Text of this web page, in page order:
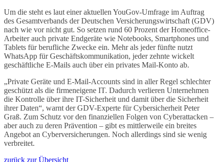
Um die steht es laut einer aktuellen YouGov-Umfrage im Auftrag
des Gesamtverbands der Deutschen Versicherungswirtschaft (GDV)
nach wie vor nicht gut. So setzen rund 60 Prozent der Homeoffice-
Arbeiter auch private Endgeräte wie Notebooks, Smartphones und
Tablets für berufliche Zwecke ein. Mehr als jeder fünfte nutzt
WhatsApp für Geschäftskommunikation, jeder zehnte wickelt
geschäftliche E-Mails auch über ein privates Mail-Konto ab.
„Private Geräte und E-Mail-Accounts sind in aller Regel schlechter
geschützt als die firmeneigene IT. Dadurch verlieren Unternehmen
die Kontrolle über ihre IT-Sicherheit und damit über die Sicherheit
ihrer Daten“, warnt der GDV-Experte für Cybersicherheit Peter
Graß. Zum Schutz vor den finanziellen Folgen von Cyberattacken –
aber auch zu deren Prävention – gibt es mittlerweile ein breites
Angebot an Cyberversicherungen. Noch allerdings sind sie wenig
verbreitet.
zurück zur Übersicht